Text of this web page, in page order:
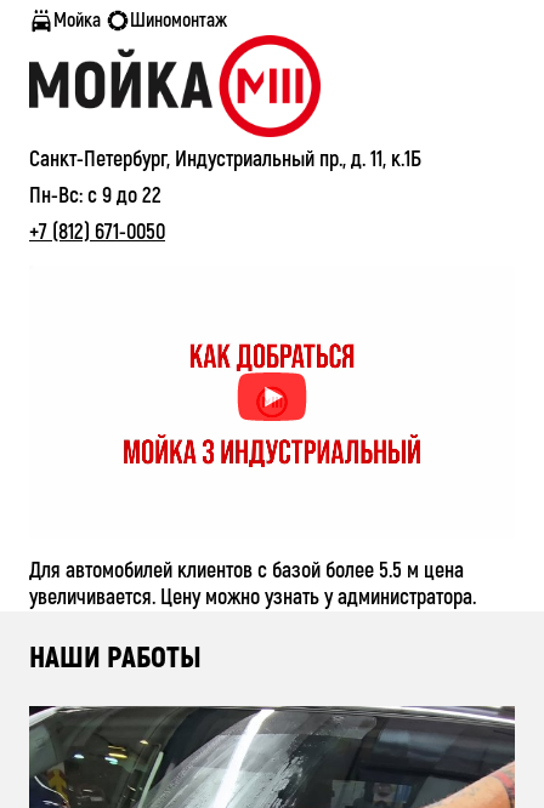
Мойка Шиномонтаж
Санкт-Петербург, Индустриальный пр., д. 11, к.1Б
Пн-Вс: с 9 до 22
+7 (812) 671-0050
Для автомобилей клиентов с базой более 5.5 м цена
увеличивается. Цену можно узнать у администратора.
НАШИ РАБОТЫ